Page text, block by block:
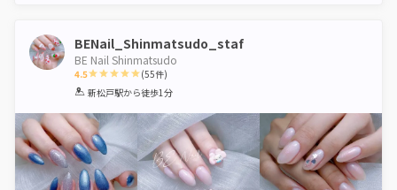
BENail_Shinmatsudo_staf
BE Nail Shinmatsudo
4.5
1 2 3 4 5
(55件)
新松戸駅から徒歩1分